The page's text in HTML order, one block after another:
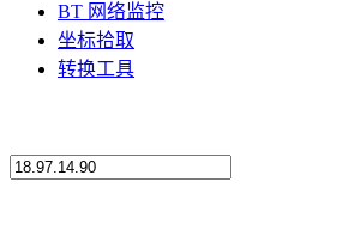
BT 网络监控
坐标拾取
转换工具